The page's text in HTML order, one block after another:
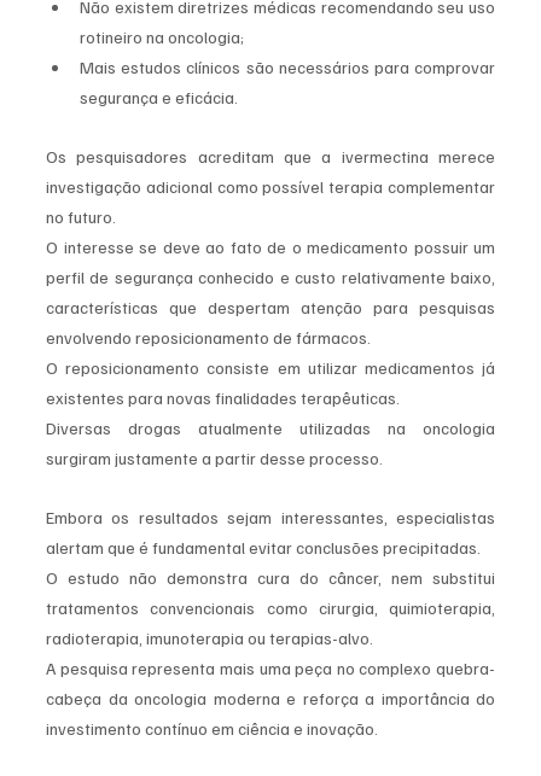
Não existem diretrizes médicas recomendando seu uso
rotineiro na oncologia;
Mais estudos clínicos são necessários para comprovar
segurança e eficácia.
Os pesquisadores acreditam que a ivermectina merece
investigação adicional como possível terapia complementar
no futuro.
O interesse se deve ao fato de o medicamento possuir um
perfil de segurança conhecido e custo relativamente baixo,
características que despertam atenção para pesquisas
envolvendo reposicionamento de fármacos.
O reposicionamento consiste em utilizar medicamentos já
existentes para novas finalidades terapêuticas.
Diversas drogas atualmente utilizadas na oncologia
surgiram justamente a partir desse processo.
Embora os resultados sejam interessantes, especialistas
alertam que é fundamental evitar conclusões precipitadas.
O estudo não demonstra cura do câncer, nem substitui
tratamentos convencionais como cirurgia, quimioterapia,
radioterapia, imunoterapia ou terapias-alvo.
A pesquisa representa mais uma peça no complexo quebra-
cabeça da oncologia moderna e reforça a importância do
investimento contínuo em ciência e inovação.